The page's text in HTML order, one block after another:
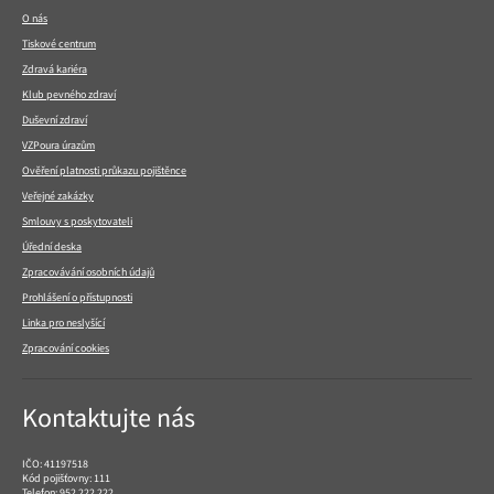
O nás
Tiskové centrum
Zdravá kariéra
Klub pevného zdraví
Duševní zdraví
VZPoura úrazům
Ověření platnosti průkazu pojištěnce
Veřejné zakázky
Smlouvy s poskytovateli
Úřední deska
Zpracovávání osobních údajů
Prohlášení o přístupnosti
Linka pro neslyšící
Zpracování cookies
Kontaktujte nás
IČO: 41197518
Kód pojišťovny: 111